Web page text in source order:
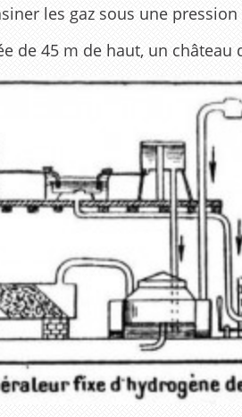
les gaz sous une
45 m de haut, un château